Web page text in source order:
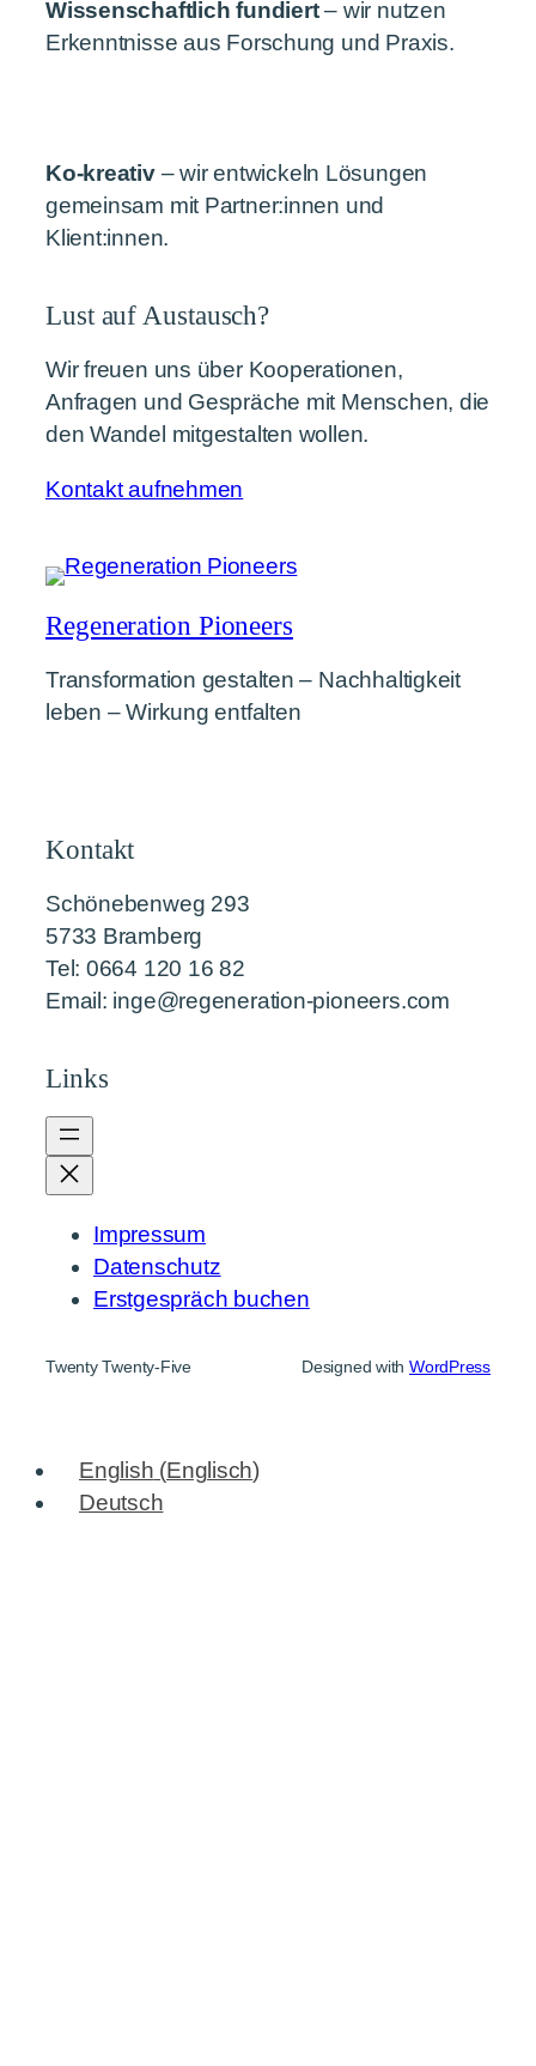
Wissenschaftlich fundiert– wir nutzen
Erkenntnisse aus Forschung und Praxis.
Ko-kreativ– wir entwickeln Lösungen
gemeinsam mit Partner:innen und
Klient:innen.
Lust auf Austausch?
Wir freuen uns über Kooperationen,
Anfragen und Gespräche mit Menschen, die
den Wandel mitgestalten wollen.
Kontakt aufnehmen
Regeneration Pioneers
Transformation gestalten – Nachhaltigkeit
leben – Wirkung entfalten
Kontakt
Schönebenweg 293
5733 Bramberg
Tel: 0664 120 16 82
Email: inge@regeneration-pioneers.com
Links
Impressum
Datenschutz
Erstgespräch buchen
Twenty Twenty-Five Designed with WordPress
English (Englisch)
Deutsch